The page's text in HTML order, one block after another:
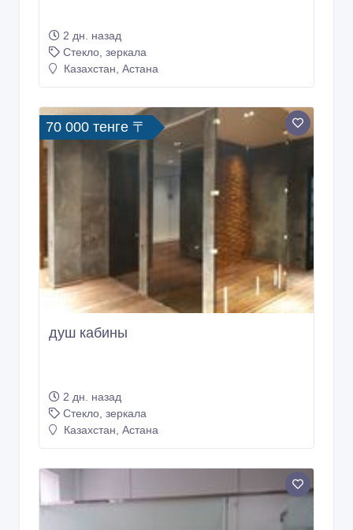
2 дн. назад
Стекло, зеркала
Казахстан, Астана
70 000 тенге 〒
душ кабины
2 дн. назад
Стекло, зеркала
Казахстан, Астана